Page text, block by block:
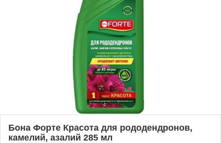
Бона Форте Красота для рододендронов,
камелий, азалий 285 мл